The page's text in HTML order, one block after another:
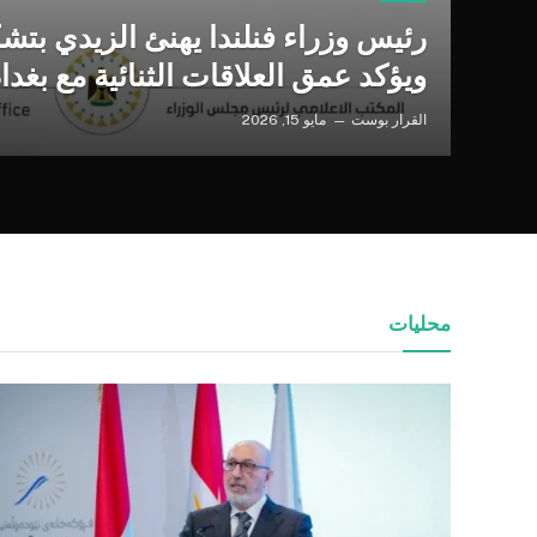
رئيس وزراء فنلندا يهنئ الزيدي
ويؤكد عمق العلاقات الثنائية مع
القرار بوست مايو 15, 2026
محليات